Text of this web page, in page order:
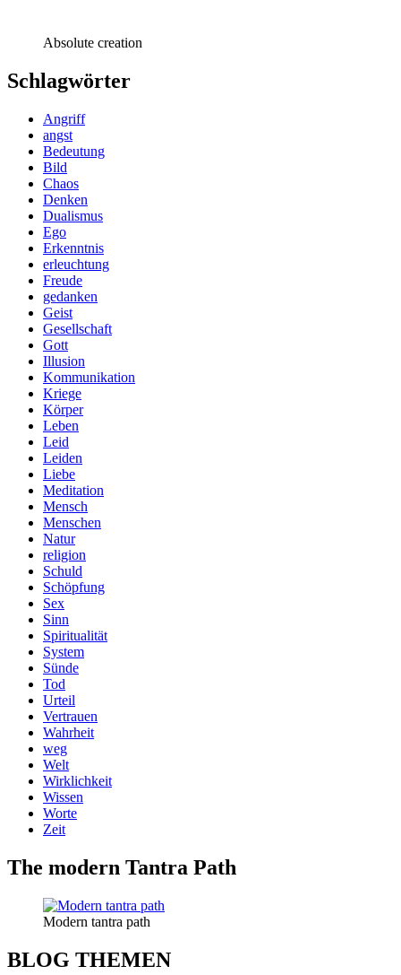
Absolute creation
Schlagwörter
Angriff
angst
Bedeutung
Bild
Chaos
Denken
Dualismus
Ego
Erkenntnis
erleuchtung
Freude
gedanken
Geist
Gesellschaft
Gott
Illusion
Kommunikation
Kriege
Körper
Leben
Leid
Leiden
Liebe
Meditation
Mensch
Menschen
Natur
religion
Schuld
Schöpfung
Sex
Sinn
Spiritualität
System
Sünde
Tod
Urteil
Vertrauen
Wahrheit
weg
Welt
Wirklichkeit
Wissen
Worte
Zeit
The modern Tantra Path
Modern tantra path
BLOG THEMEN